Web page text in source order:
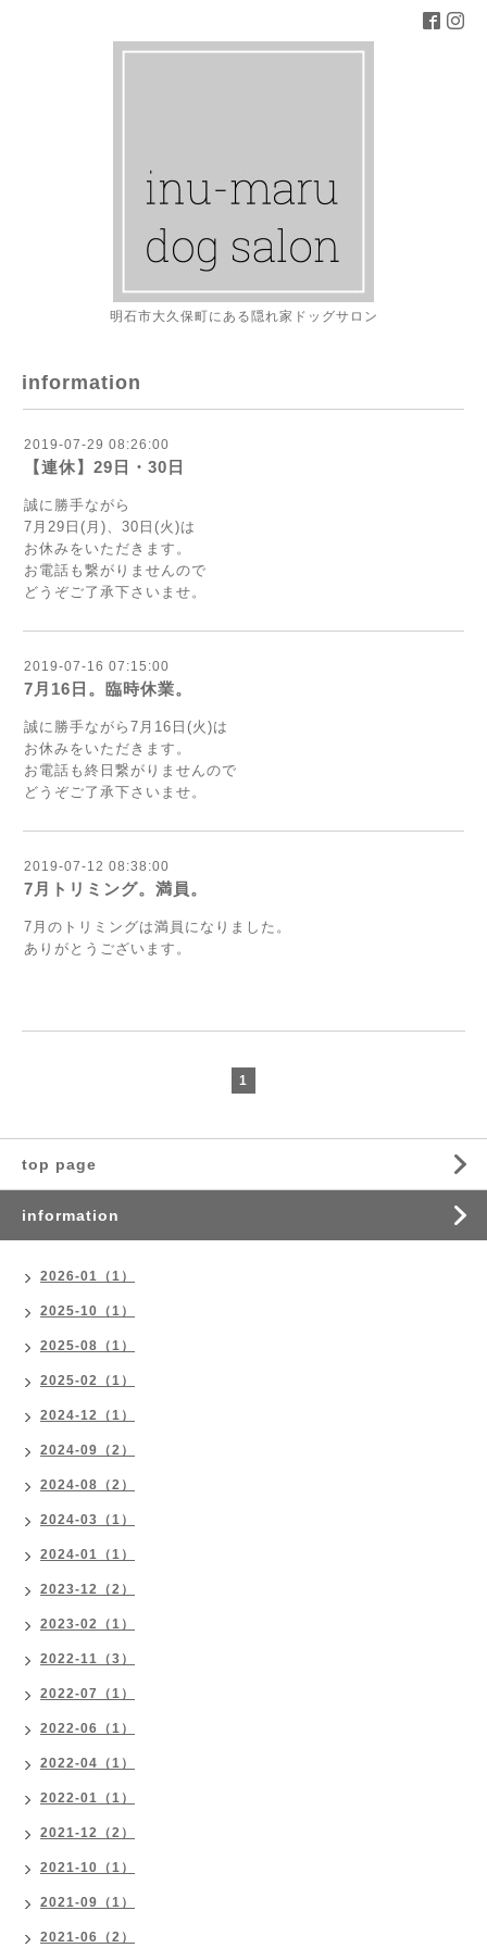
明石市大久保町にある隠れ家ドッグサロン
information
2019-07-29 08:26:00
【連休】29日・30日
誠に勝手ながら
7月29日(月)、30日(火)は
お休みをいただきます。
お電話も繋がりませんので
どうぞご了承下さいませ。
2019-07-16 07:15:00
7月16日。臨時休業。
誠に勝手ながら7月16日(火)は
お休みをいただきます。
お電話も終日繋がりませんので
どうぞご了承下さいませ。
2019-07-12 08:38:00
7月トリミング。満員。
7月のトリミングは満員になりました。
ありがとうございます。
1
top page
information
2026-01（1）
2025-10（1）
2025-08（1）
2025-02（1）
2024-12（1）
2024-09（2）
2024-08（2）
2024-03（1）
2024-01（1）
2023-12（2）
2023-02（1）
2022-11（3）
2022-07（1）
2022-06（1）
2022-04（1）
2022-01（1）
2021-12（2）
2021-10（1）
2021-09（1）
2021-06（2）